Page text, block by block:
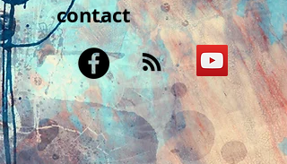
contact